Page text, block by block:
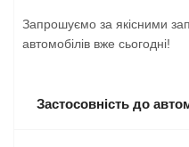
Запрошуємо за якісними
автомобілів вже сьогодні!
Застосовність до